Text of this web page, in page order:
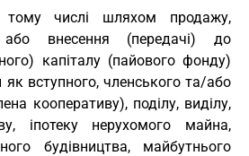
тому числі шляхом продажу,
внесення (передачі) до
капіталу (пайового фонду)
вступного, членського та/або
кооперативу), поділу, виділу,
іпотеку нерухомого майна,
будівництва, майбутнього